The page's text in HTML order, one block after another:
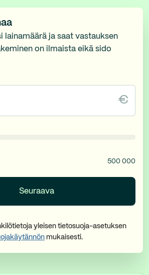
lainamäärä ja saat vastauksen
on ilmaista eikä sido
€
500 000
yleisen tietosuoja-asetuksen
mukaisesti.